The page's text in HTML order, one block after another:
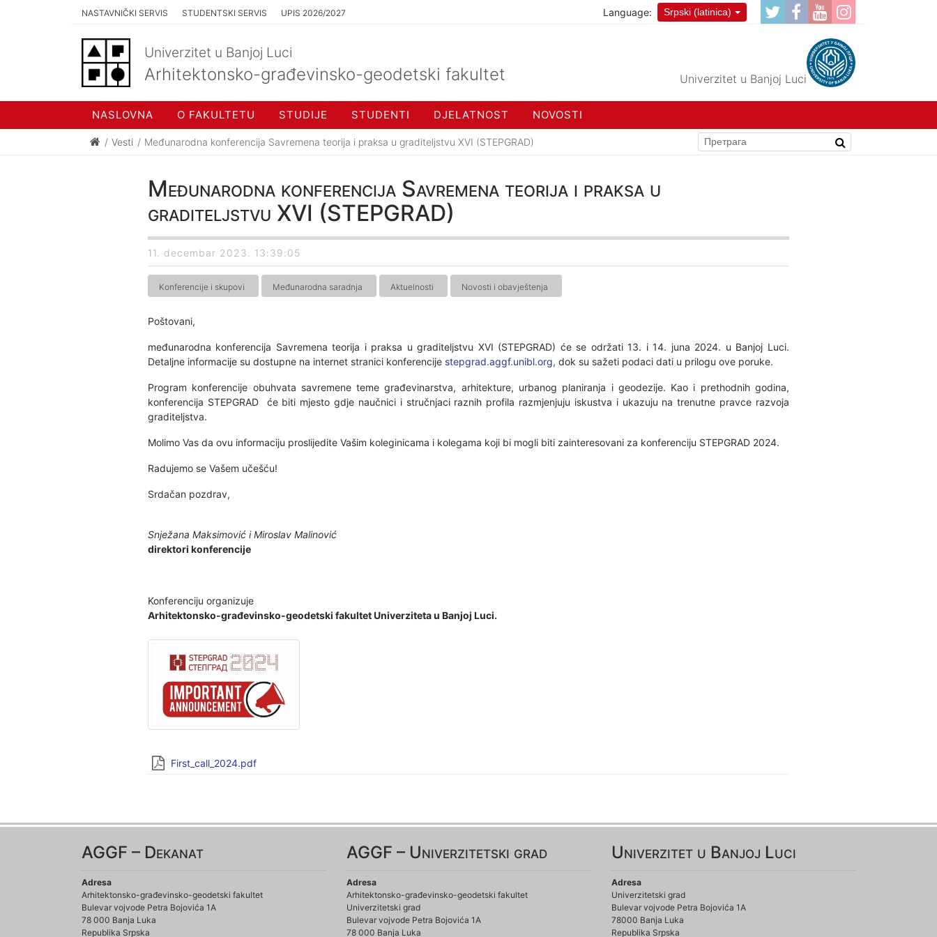
NASTAVNIČKI SERVIS STUDENTSKI SERVIS UPIS 2026/2027 Language: Srpski (latinica)
Univerzitet u Banjoj Luci
Arhitektonsko-građevinsko-geodetski fakultet Univerzitet u Banjoj Luci
NASLOVNA O FAKULTETU STUDIJE STUDENTI DJELATNOST NOVOSTI
Vesti Međunarodna konferencija Savremena teorija i praksa u graditeljstvu XVI (STEPGRAD)
Međunarodna konferencija Savremena teorija i praksa u
graditeljstvu XVI (STEPGRAD)
11. decembar 2023. 13:39:05
Konferencije i skupovi Međunarodna saradnja Aktuelnosti Novosti i obavještenja
Poštovani,
međunarodna konferencija Savremena teorija i praksa u graditeljstvu XVI (STEPGRAD) će se održati 13. i 14. juna 2024. u Banjoj Luci.
Detaljne informacije su dostupne na internet stranici konferencije stepgrad.aggf.unibl.org, dok su sažeti podaci dati u prilogu ove poruke.
Program konferencije obuhvata savremene teme građevinarstva, arhitekture, urbanog planiranja i geodezije. Kao i prethodnih godina,
konferencija STEPGRAD će biti mjesto gdje naučnici i stručnjaci raznih profila razmjenjuju iskustva i ukazuju na trenutne pravce razvoja
graditeljstva.
Molimo Vas da ovu informaciju proslijedite Vašim koleginicama i kolegama koji bi mogli biti zainteresovani za konferenciju STEPGRAD 2024.
Radujemo se Vašem učešću!
Srdačan pozdrav,
Snježana Maksimović i Miroslav Malinović
direktori konferencije
Konferenciju organizuje
Arhitektonsko-građevinsko-geodetski fakultet Univerziteta u Banjoj Luci.
First_call_2024.pdf
AGGF – Dekanat
Adresa
Arhitektonsko-građevinsko-geodetski fakultet
Bulevar vojvode Petra Bojovića 1A
78 000 Banja Luka
Republika Srpska
AGGF – Univerzitetski grad
Adresa
Arhitektonsko-građevinsko-geodetski fakultet
Univerzitetski grad
Bulevar vojvode Petra Bojovića 1A
78 000 Banja Luka
Univerzitet u Banjoj Luci
Adresa
Univerzitetski grad
Bulevar vojvode Petra Bojovića 1A
78000 Banja Luka
Republika Srpska